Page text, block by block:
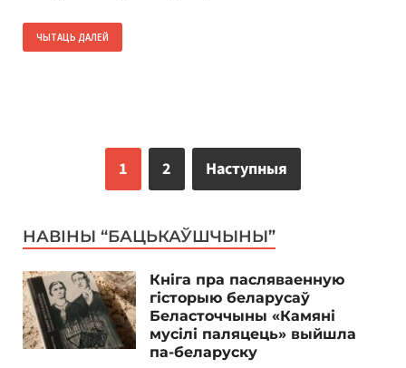
ЧЫТАЦЬ ДАЛЕЙ
1 2 Наступныя
НАВІНЫ “БАЦЬКАЎШЧЫНЫ”
Кніга пра пасляваенную
гісторыю беларусаў
Беласточчыны «Камяні
мусілі паляцець» выйшла
па-беларуску